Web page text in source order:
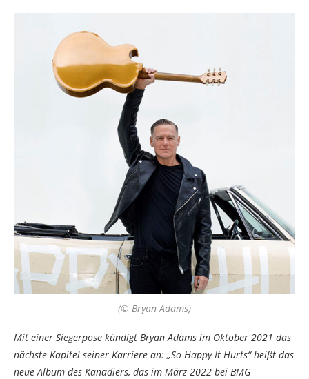
(© Bryan Adams)
Mit einer Siegerpose kündigt Bryan Adams im Oktober 2021 das
nächste Kapitel seiner Karriere an: „So Happy It Hurts“ heißt das
neue Album des Kanadiers, das im März 2022 bei BMG